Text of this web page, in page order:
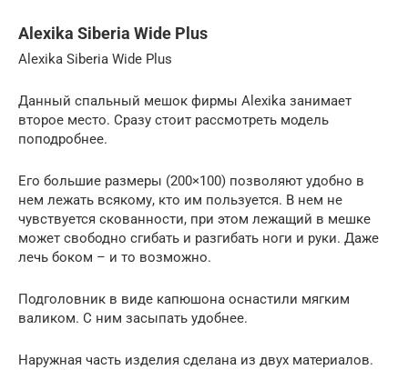
Alexika Siberia Wide Plus
Alexika Siberia Wide Plus
Данный спальный мешок фирмы Alexika занимает
второе место. Сразу стоит рассмотреть модель
поподробнее.
Его большие размеры (200×100) позволяют удобно в
нем лежать всякому, кто им пользуется. В нем не
чувствуется скованности, при этом лежащий в мешке
может свободно сгибать и разгибать ноги и руки. Даже
лечь боком – и то возможно.
Подголовник в виде капюшона оснастили мягким
валиком. С ним засыпать удобнее.
Наружная часть изделия сделана из двух материалов.